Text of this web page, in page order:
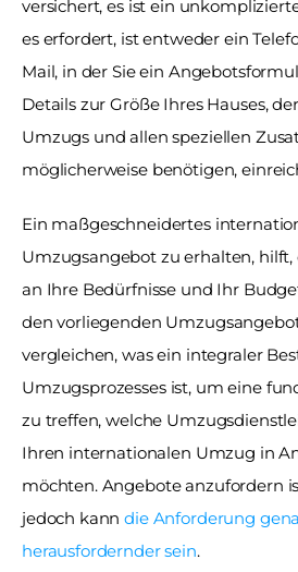
versichert, es ist ein
es erfordert, ist entweder ein
Mail, in der Sie ein
Details zur Größe Ihres Hauses,
Umzugs und allen speziellen
möglicherweise benötigen,
Ein maßgeschneidertes
Umzugsangebot zu erhalten, hilft,
an Ihre Bedürfnisse und Ihr
den vorliegenden
vergleichen, was ein integraler
Umzugsprozesses ist, um eine
zu treffen, welche
Ihren internationalen Umzug in
möchten. Angebote anzufordern
jedoch kann die Anforderung
herausfordernder sein.